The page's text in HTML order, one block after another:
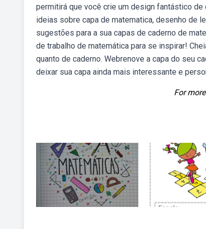
permitirá que você crie um design fantástico
ideias sobre capa de matematica, desenho de
sugestões para a sua capas de caderno de
de trabalho de matemática para se inspirar!
quanto de caderno. Webrenove a capa do seu
deixar sua capa ainda mais interessante e
For